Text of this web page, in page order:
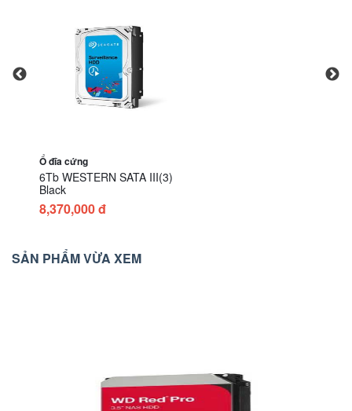
Ổ đĩa cứng
6Tb WESTERN SATA III(3)
Black
8,370,000 đ
SẢN PHẨM VỪA XEM